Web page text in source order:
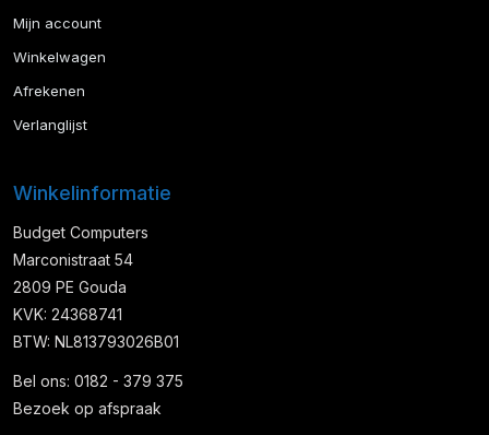
Mijn account
Winkelwagen
Afrekenen
Verlanglijst
Winkelinformatie
Budget Computers
Marconistraat 54
2809 PE Gouda
KVK: 24368741
BTW: NL813793026B01
Bel ons: 0182 - 379 375
Bezoek op afspraak